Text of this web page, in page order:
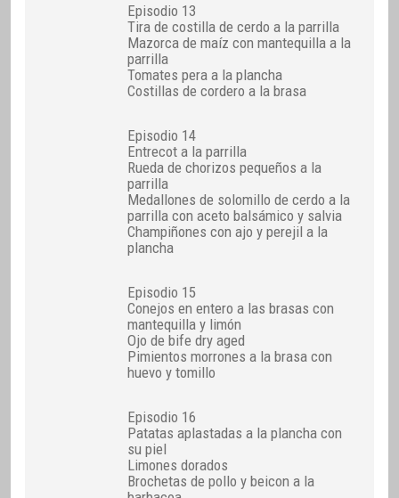
Episodio 13
Tira de costilla de cerdo a la parrilla
Mazorca de maíz con mantequilla a la
parrilla
Tomates pera a la plancha
Costillas de cordero a la brasa
Episodio 14
Entrecot a la parrilla
Rueda de chorizos pequeños a la
parrilla
Medallones de solomillo de cerdo a la
parrilla con aceto balsámico y salvia
Champiñones con ajo y perejil a la
plancha
Episodio 15
Conejos en entero a las brasas con
mantequilla y limón
Ojo de bife dry aged
Pimientos morrones a la brasa con
huevo y tomillo
Episodio 16
Patatas aplastadas a la plancha con
su piel
Limones dorados
Brochetas de pollo y beicon a la